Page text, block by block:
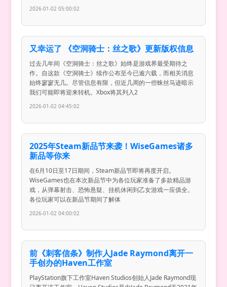
2026-01-02 05:00:02
又幸运了 《空洞骑士：丝之歌》更新版权信息
过去几年间《空洞骑士：丝之歌》始终是游戏界最受期待之
作。自这款《空洞骑士》续作公布至今已逾六载，而相关消息
始终寥寥无几。尽管信息有限，但近几周的一些蛛丝马迹暗示
我们可能即将迎来转机。Xbox将其列入2
2026-01-02 04:45:02
2025年Steam新品节来袭！WiseGames诸多
新品等你来
在6月10日至17日期间，Steam新品节即将再度开启。
WiseGames也在本次新品节中为各位玩家准备了多款精品游
戏，从弹幕射击、恐怖悬疑、挂机休闲到乙女游戏一应俱全。
各位玩家可以在新品节期间了解体
2026-01-02 04:00:02
前《刺客信条》制作人Jade Raymond离开一
手创办的Haven工作室
PlayStation旗下工作室Haven Studios创始人Jade Raymond现